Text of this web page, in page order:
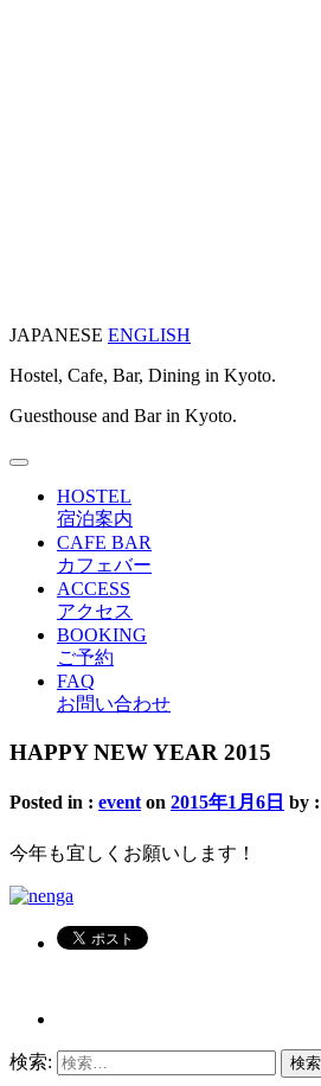
JAPANESE ENGLISH
Hostel, Cafe, Bar, Dining in Kyoto.
Guesthouse and Bar in Kyoto.
Toggle
navigationHOSTEL
宿泊案内
CAFE BAR
カフェバー
ACCESS
アクセス
BOOKING
ご予約
FAQ
お問い合わせ
HAPPY NEW YEAR 2015
Posted in : event on 2015年1月6日 by :
今年も宜しくお願いします！
検索: